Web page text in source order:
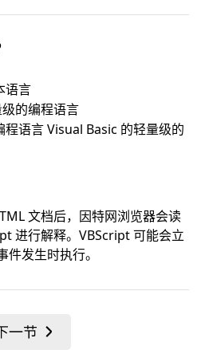
语言
的编程语言
语言 Visual Basic 的轻量级的
文档后，因特网浏览器会读
进行解释。VBScript 可能会立
发生时执行。